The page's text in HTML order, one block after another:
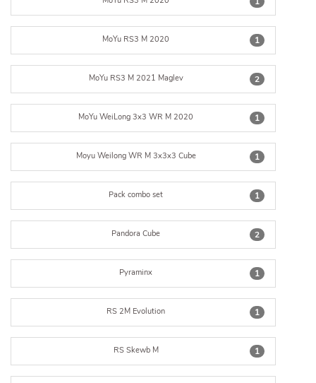
1
MoYu RS3 M 2020
2
MoYu RS3 M 2021 Maglev
1
MoYu WeiLong 3x3 WR M 2020
1
Moyu Weilong WR M 3x3x3 Cube
1
Pack combo set
2
Pandora Cube
1
Pyraminx
1
RS 2M Evolution
1
RS Skewb M